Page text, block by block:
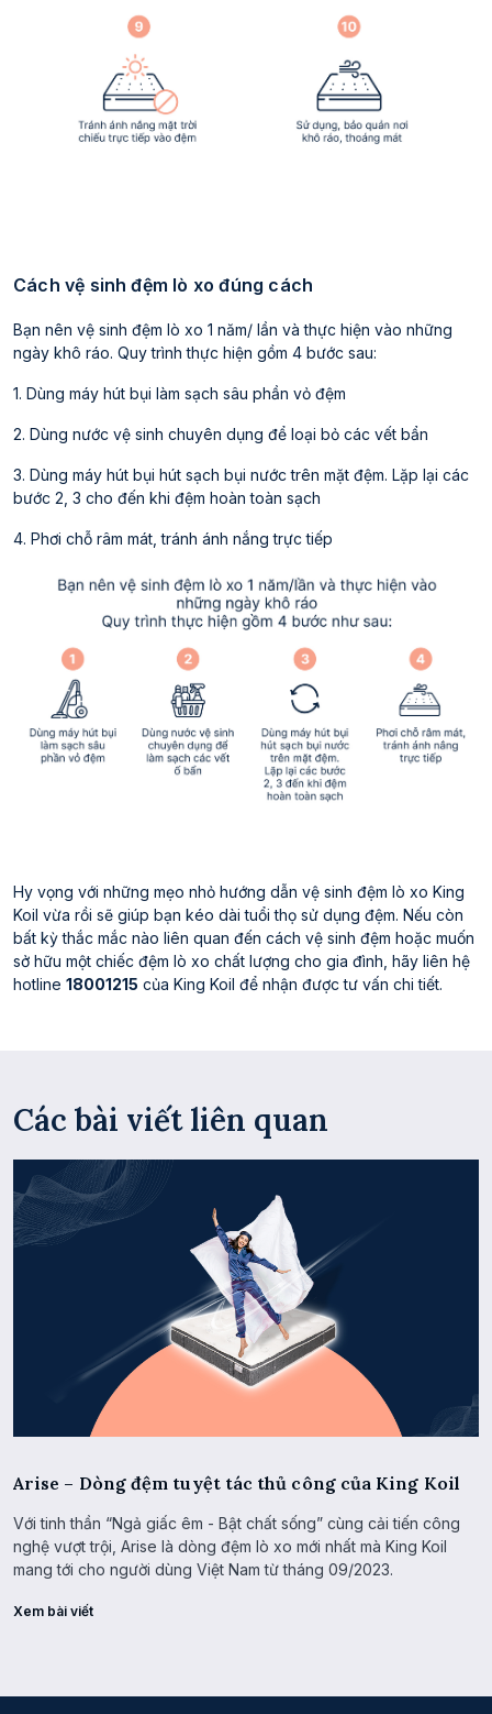
Cách vệ sinh đệm lò xo đúng cách
Bạn nên vệ sinh đệm lò xo 1 năm/ lần và thực hiện vào những
ngày khô ráo. Quy trình thực hiện gồm 4 bước sau:
1. Dùng máy hút bụi làm sạch sâu phần vỏ đệm
2. Dùng nước vệ sinh chuyên dụng để loại bỏ các vết bẩn
3. Dùng máy hút bụi hút sạch bụi nước trên mặt đệm. Lặp lại các
bước 2, 3 cho đến khi đệm hoàn toàn sạch
4. Phơi chỗ râm mát, tránh ánh nắng trực tiếp
Hy vọng với những mẹo nhỏ hướng dẫn vệ sinh đệm lò xo King
Koil vừa rồi sẽ giúp bạn kéo dài tuổi thọ sử dụng đệm. Nếu còn
bất kỳ thắc mắc nào liên quan đến cách vệ sinh đệm hoặc muốn
sở hữu một chiếc đệm lò xo chất lượng cho gia đình, hãy liên hệ
hotline 18001215 của King Koil để nhận được tư vấn chi tiết.
Các bài viết liên quan
Arise – Dòng đệm tuyệt tác thủ công của King Koil
Với tinh thần “Ngả giấc êm - Bật chất sống” cùng cải tiến công
nghệ vượt trội, Arise là dòng đệm lò xo mới nhất mà King Koil
mang tới cho người dùng Việt Nam từ tháng 09/2023.
Xem bài viết